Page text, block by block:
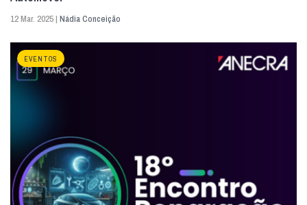
12 Mar. 2025 | Nádia Conceição
EVENTOS